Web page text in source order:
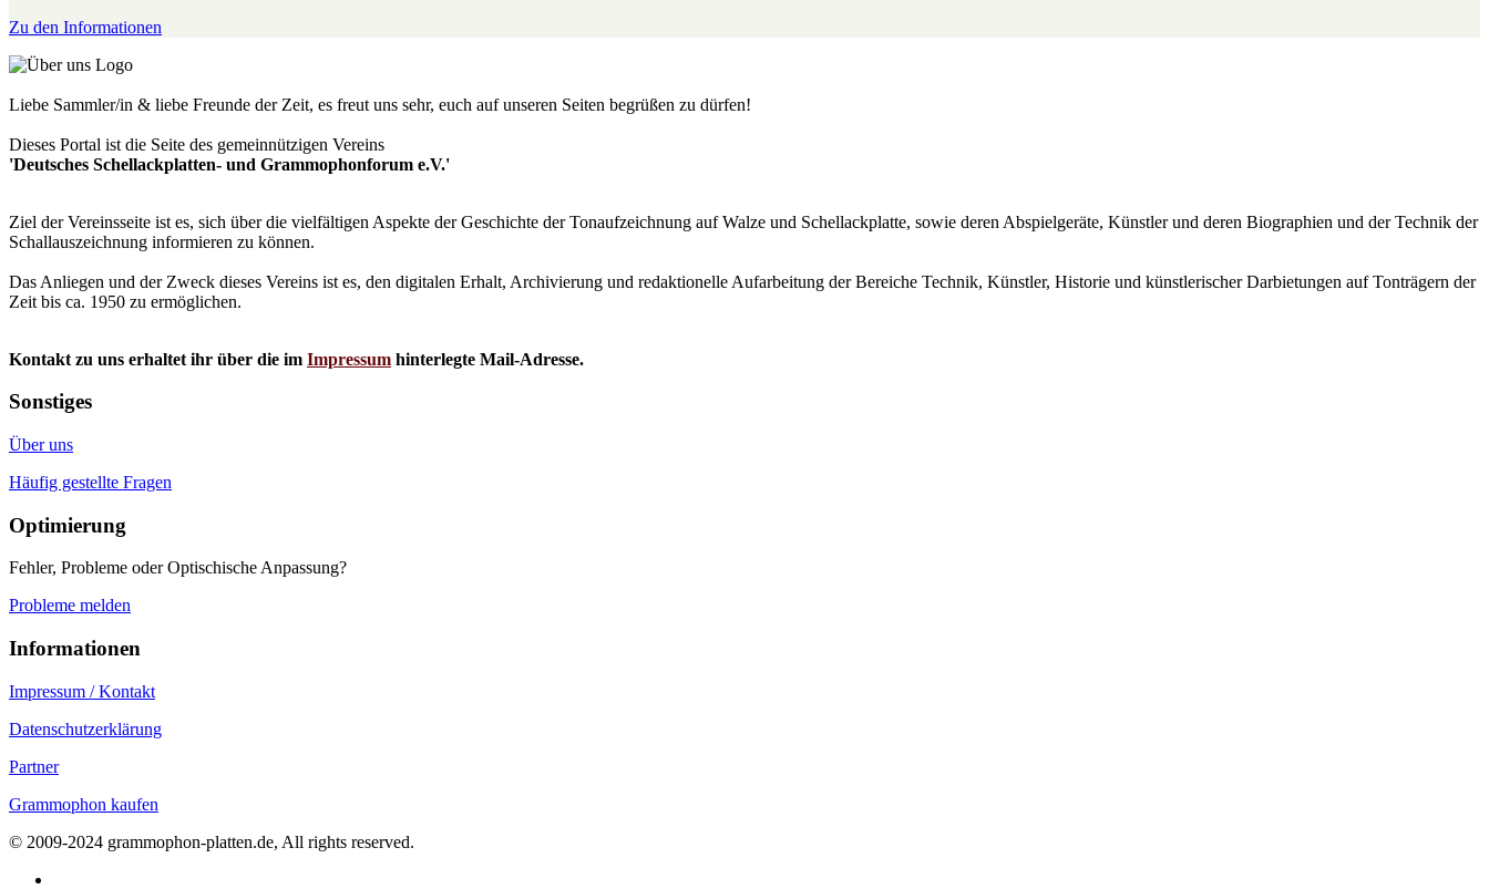
Zu den Informationen
Liebe Sammler/in & liebe Freunde der Zeit, es freut uns sehr, euch auf unseren Seiten begrüßen zu dürfen!
Dieses Portal ist die Seite des gemeinnützigen Vereins
'Deutsches Schellackplatten- und Grammophonforum e.V.'
Ziel der Vereinsseite ist es, sich über die vielfältigen Aspekte der Geschichte der Tonaufzeichnung auf Walze und Schellackplatte, sowie deren Abspielgeräte, Künstler und deren Biographien und der Technik der
Schallauszeichnung informieren zu können.
Das Anliegen und der Zweck dieses Vereins ist es, den digitalen Erhalt, Archivierung und redaktionelle Aufarbeitung der Bereiche Technik, Künstler, Historie und künstlerischer Darbietungen auf Tonträgern der
Zeit bis ca. 1950 zu ermöglichen.
Kontakt zu uns erhaltet ihr über die im Impressum hinterlegte Mail-Adresse.
Sonstiges
Über uns
Häufig gestellte Fragen
Optimierung
Fehler, Probleme oder Optischische Anpassung?
Probleme melden
Informationen
Impressum / Kontakt
Datenschutzerklärung
Partner
Grammophon kaufen
© 2009-2024 grammophon-platten.de, All rights reserved.